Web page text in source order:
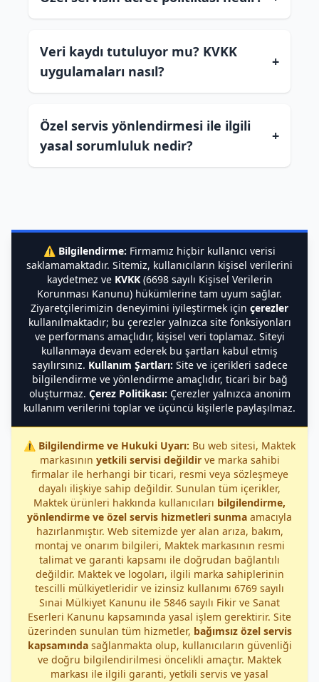
Veri kaydı tutuluyor mu? KVKK
uygulamaları nasıl?
+
Özel servis yönlendirmesi ile ilgili
yasal sorumluluk nedir?
+
⚠️ Bilgilendirme: Firmamız hiçbir kullanıcı verisi
saklamamaktadır. Sitemiz, kullanıcıların kişisel verilerini
kaydetmez ve KVKK(6698 sayılı Kişisel Verilerin
Korunması Kanunu) hükümlerine tam uyum sağlar.
Ziyaretçilerimizin deneyimini iyileştirmek için çerezler
kullanılmaktadır; bu çerezler yalnızca site fonksiyonları
ve performans amaçlıdır, kişisel veri toplamaz. Siteyi
kullanmaya devam ederek bu şartları kabul etmiş
sayılırsınız. Kullanım Şartları: Site ve içerikleri sadece
bilgilendirme ve yönlendirme amaçlıdır, ticari bir bağ
oluşturmaz. Çerez Politikası: Çerezler yalnızca anonim
kullanım verilerini toplar ve üçüncü kişilerle paylaşılmaz.
⚠️ Bilgilendirme ve Hukuki Uyarı: Bu web sitesi, Maktek
markasının yetkili servisi değildirve marka sahibi
firmalar ile herhangi bir ticari, resmi veya sözleşmeye
dayalı ilişkiye sahip değildir. Sunulan tüm içerikler,
Maktek ürünleri hakkında kullanıcıları bilgilendirme,
yönlendirme ve özel servis hizmetleri sunma amacıyla
hazırlanmıştır. Web sitemizde yer alan arıza, bakım,
montaj ve onarım bilgileri, Maktek markasının resmi
talimat ve garanti kapsamı ile doğrudan bağlantılı
değildir. Maktek ve logoları, ilgili marka sahiplerinin
tescilli mülkiyetleridir ve izinsiz kullanımı 6769 sayılı
Sınai Mülkiyet Kanunu ile 5846 sayılı Fikir ve Sanat
Eserleri Kanunu kapsamında yasal işlem gerektirir. Site
üzerinden sunulan tüm hizmetler, bağımsız özel servis
kapsamındasağlanmakta olup, kullanıcıların güvenliği
ve doğru bilgilendirilmesi öncelikli amaçtır. Maktek
markası ile ilgili garanti, yetkili servis ve yasal